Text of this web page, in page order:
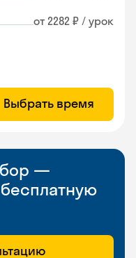
от 2282 ₽ / урок
Выбрать время
—
бесплатную